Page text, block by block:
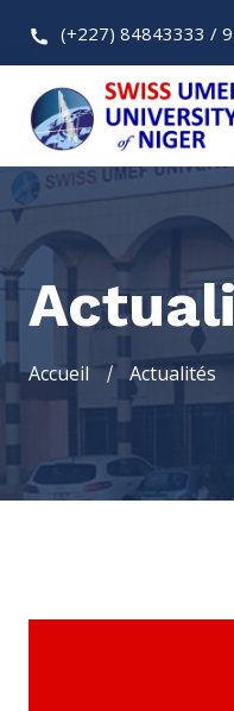
(+227) 84843333 /
Accueil Actualités